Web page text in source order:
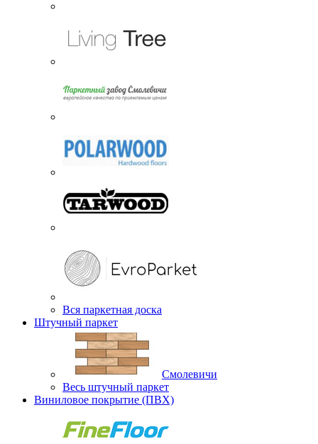
Вся паркетная доска
Штучный паркет
Смолевичи
Весь штучный паркет
Виниловое покрытие (ПВХ)